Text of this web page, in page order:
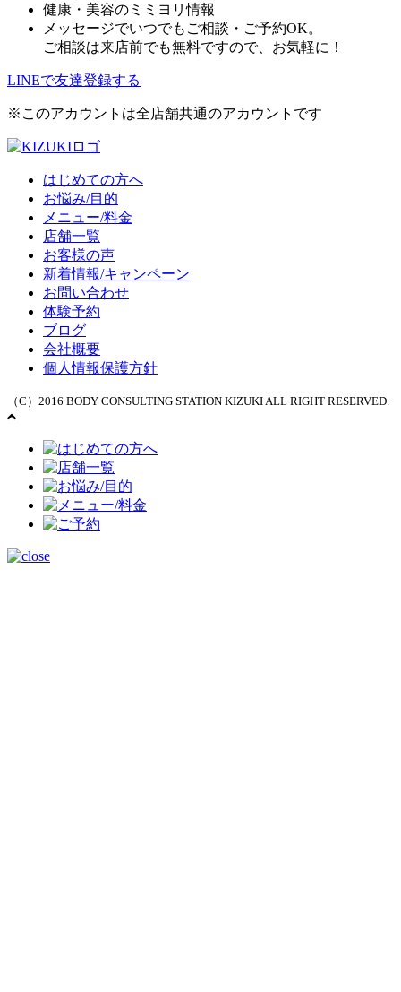
健康・美容のミミヨリ情報
メッセージでいつでもご相談・ご予約OK。
ご相談は来店前でも無料ですので、お気軽に！
LINEで友達登録する
※このアカウントは全店舗共通のアカウントです
はじめての方へ
お悩み/目的
メニュー/料金
店舗一覧
お客様の声
新着情報/キャンペーン
お問い合わせ
体験予約
ブログ
会社概要
個人情報保護方針
（C）2016 BODY CONSULTING STATION KIZUKI ALL RIGHT RESERVED.